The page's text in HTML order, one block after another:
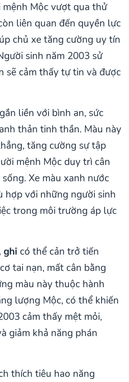
Mộc vượt qua thử
liên quan đến quyền lực
chủ xe tăng cường uy tín
sinh năm 2003 sử
sẽ cảm thấy tự tin và được
gắn liền với bình an, sức
thản tinh thần. Màu này
tăng cường sự tập
mệnh Mộc duy trì cân
Xe màu xanh nước
hợp với những người sinh
trong môi trường áp lực
ghi có thể cản trở tiến
tai nạn, mất cân bằng
màu này thuộc hành
lượng Mộc, có thể khiến
cảm thấy mệt mỏi,
giảm khả năng phán
thích tiêu hao năng